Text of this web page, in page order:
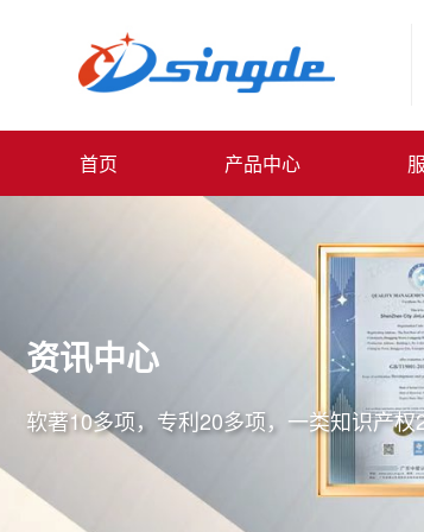
首页 产品中心
资讯中心
软著10多项，专利20多项，一类知识产权